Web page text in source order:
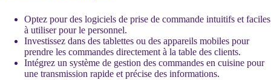
Optez pour des logiciels de prise de commande intuitifs et faciles
à utiliser pour le personnel.
Investissez dans des tablettes ou des appareils mobiles pour
prendre les commandes directement à la table des clients.
Intégrez un système de gestion des commandes en cuisine pour
une transmission rapide et précise des informations.